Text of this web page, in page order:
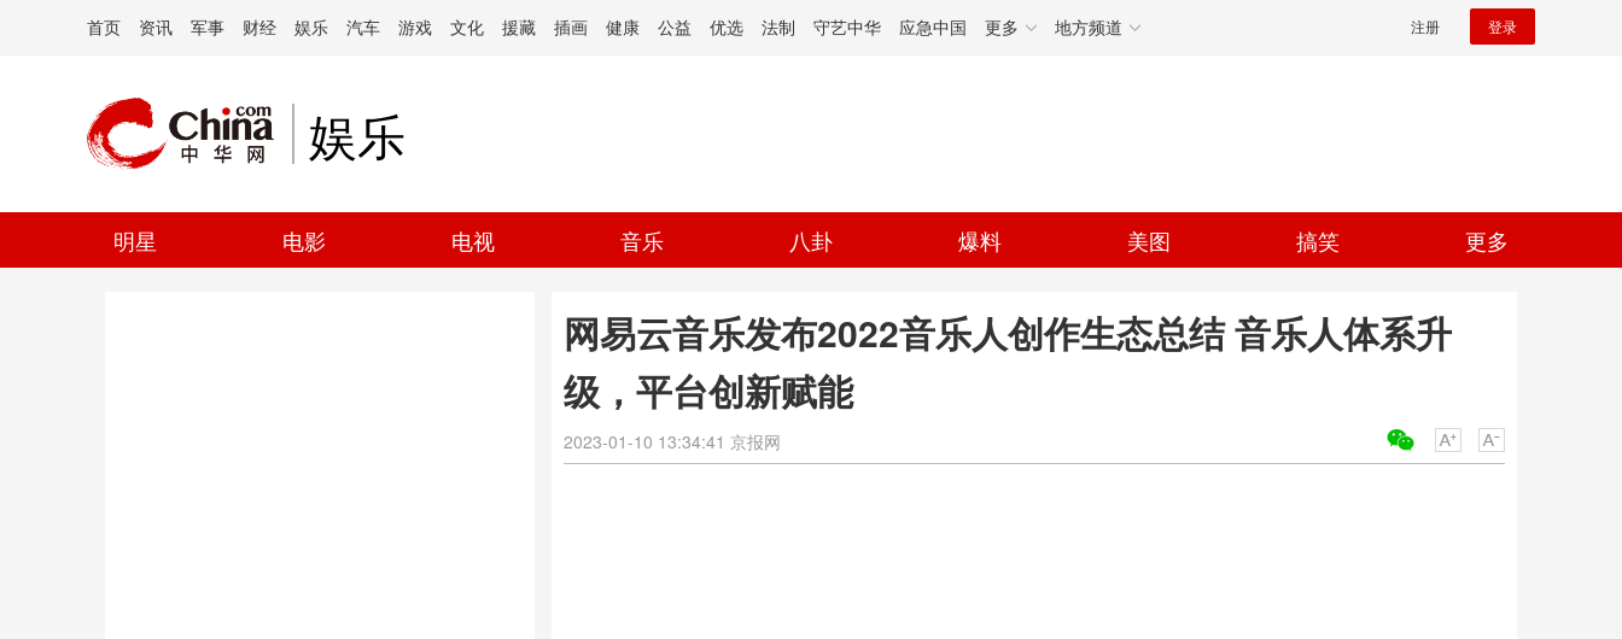
首页 资讯 军事 财经 娱乐 汽车 游戏 文化 援藏 插画 健康 公益 优选 法制 守艺中华 应急中国 更多 地方频道 注册 登录
娱乐
明星 电影 电视 音乐 八卦 爆料 美图 搞笑 更多
网易云音乐发布2022音乐人创作生态总结 音乐人体系升
级，平台创新赋能
2023-01-10 13:34:41 京报网